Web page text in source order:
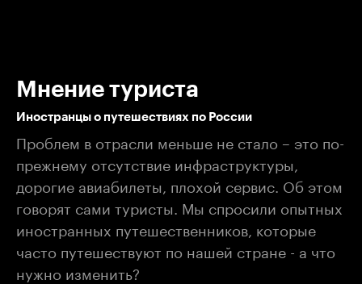
Мнение туриста
Иностранцы о путешествиях по России
Проблем в отрасли меньше не стало – это по-
прежнему отсутствие инфраструктуры,
дорогие авиабилеты, плохой сервис. Об этом
говорят сами туристы. Мы спросили опытных
иностранных путешественников, которые
часто путешествуют по нашей стране - а что
нужно изменить?